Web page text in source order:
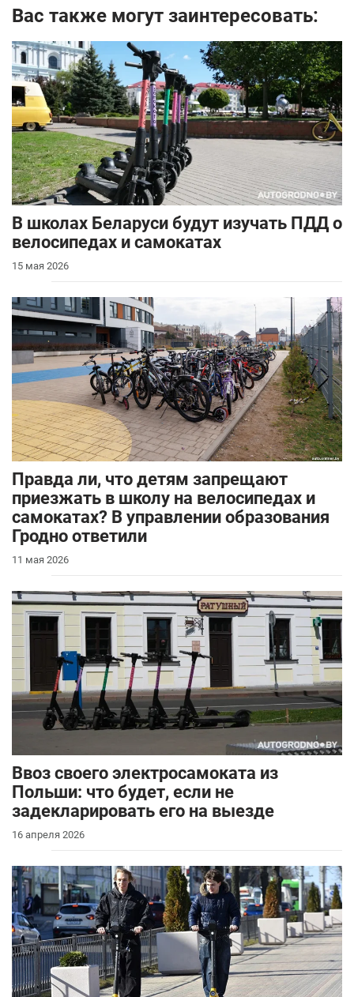
Вас также могут заинтересовать:
В школах Беларуси будут изучать ПДД о
велосипедах и самокатах
15 мая 2026
Правда ли, что детям запрещают
приезжать в школу на велосипедах и
самокатах? В управлении образования
Гродно ответили
11 мая 2026
Ввоз своего электросамоката из
Польши: что будет, если не
задекларировать его на выезде
16 апреля 2026